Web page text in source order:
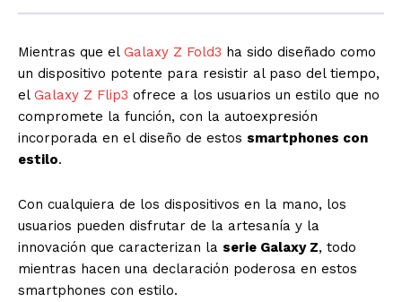
Mientras que el Galaxy Z Fold3 ha sido diseñado como
un dispositivo potente para resistir al paso del tiempo,
el Galaxy Z Flip3 ofrece a los usuarios un estilo que no
compromete la función, con la autoexpresión
incorporada en el diseño de estos smartphones con
estilo.
Con cualquiera de los dispositivos en la mano, los
usuarios pueden disfrutar de la artesanía y la
innovación que caracterizan la serie Galaxy Z, todo
mientras hacen una declaración poderosa en estos
smartphones con estilo.